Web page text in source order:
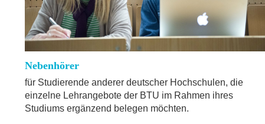
Nebenhörer
für Studierende anderer deutscher Hochschulen, die
einzelne Lehrangebote der BTU im Rahmen ihres
Studiums ergänzend belegen möchten.